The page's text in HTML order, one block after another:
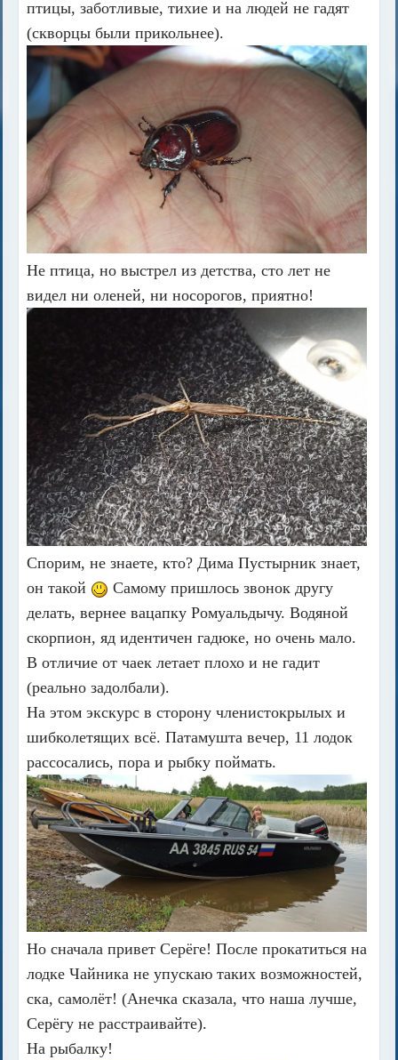
птицы, заботливые, тихие и на людей не гадят
(скворцы были прикольнее).
Не птица, но выстрел из детства, сто лет не
видел ни оленей, ни носорогов, приятно!
Спорим, не знаете, кто? Дима Пустырник знает,
он такой
Самому пришлось звонок другу
делать, вернее вацапку Ромуальдычу. Водяной
скорпион, яд идентичен гадюке, но очень мало.
В отличие от чаек летает плохо и не гадит
(реально задолбали).
На этом экскурс в сторону членистокрылых и
шибколетящих всё. Патамушта вечер, 11 лодок
рассосались, пора и рыбку поймать.
Но сначала привет Серёге! После прокатиться на
лодке Чайника не упускаю таких возможностей,
ска, самолёт! (Анечка сказала, что наша лучше,
Серёгу не расстраивайте).
На рыбалку!